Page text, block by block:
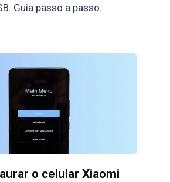
Guia passo a passo.
o celular Xiaomi